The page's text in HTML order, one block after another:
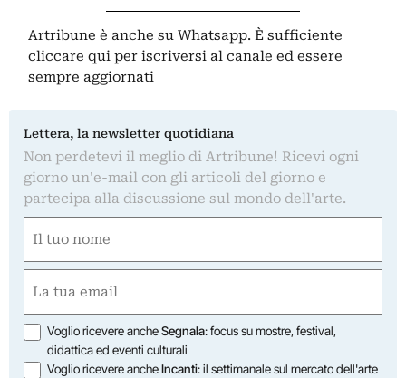
Artribune è anche su Whatsapp. È sufficiente
cliccare qui per iscriversi al canale ed essere
sempre aggiornati
Lettera, la newsletter quotidiana
Non perdetevi il meglio di Artribune! Ricevi ogni
giorno un'e-mail con gli articoli del giorno e
partecipa alla discussione sul mondo dell'arte.
(Obbligatorio)
Nome
(Obbligatorio)
Opzioni
Voglio ricevere ancheSegnala: focus su mostre, festival,
didattica ed eventi culturali
Voglio ricevere ancheIncanti: il settimanale sul mercato dell'arte